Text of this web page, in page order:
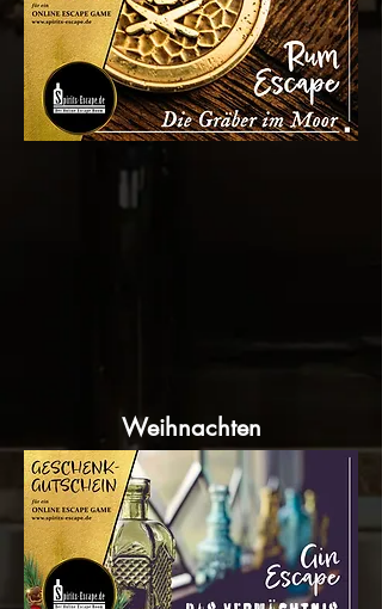
Weihnachten